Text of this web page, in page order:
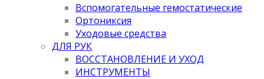
Вспомогательные гемостатические
Ортониксия
Уходовые средства
ДЛЯ РУК
ВОССТАНОВЛЕНИЕ И УХОД
ИНСТРУМЕНТЫ